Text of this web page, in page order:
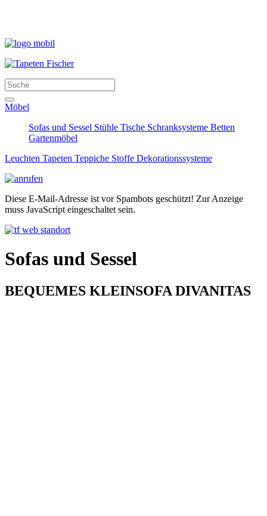
Möbel
Sofas und Sessel Stühle Tische Schranksysteme Betten
Gartenmöbel
Leuchten Tapeten Teppiche Stoffe Dekorationssysteme
Diese E-Mail-Adresse ist vor Spambots geschützt! Zur Anzeige
muss JavaScript eingeschaltet sein.
Sofas und Sessel
BEQUEMES KLEINSOFA DIVANITAS